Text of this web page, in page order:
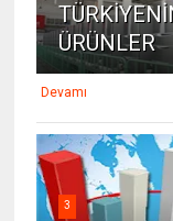
ÜRÜNLER
Devamı
3